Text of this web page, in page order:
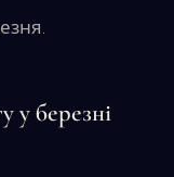
у березні